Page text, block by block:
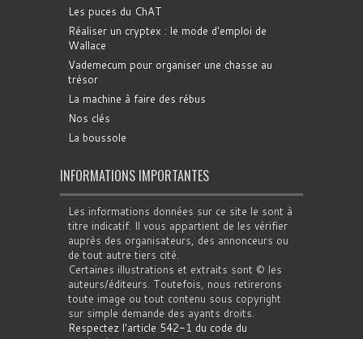
Les puces du ChAT
Réaliser un cryptex : le mode d'emploi de
Wallace
Vademecum pour organiser une chasse au
trésor
La machine à faire des rébus
Nos clés
La boussole
INFORMATIONS IMPORTANTES
Les informations données sur ce site le sont à
titre indicatif. Il vous appartient de les vérifier
auprès des organisateurs, des annonceurs ou
de tout autre tiers cité.
Certaines illustrations et extraits sont © les
auteurs/éditeurs. Toutefois, nous retirerons
toute image ou tout contenu sous copyright
sur simple demande des ayants droits.
Respectez l'article 542-1 du code du